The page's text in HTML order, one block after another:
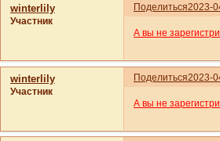
Поделиться2023-
winterlily
Участник
А вы не
Поделиться2023-
winterlily
Участник
А вы не